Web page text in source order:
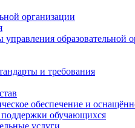
организации
образовательной
и требования
обеспечение и
обучающихся
услуги